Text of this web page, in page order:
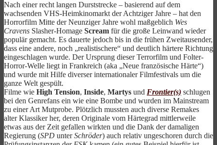
Nach einer recht langen Durststrecke – basierend auf dem
wachsenden VHS-Heimkinomarkt der Achtziger Jahre – hat den
Horrorfilm Mitte der Neunziger Jahre wohl maßgeblich Wes
Cravens Slasher-Homage Scream für die große Leinwand wieder
populär gemacht. Es dauerte jedoch bis in die frühen Zweitausender,
dass eine andere, noch „realistischere“ und deutlich härtere Richtung
eingeschlagen wurde. Der Ursprung dieser Terrorfilm und Folter-
Horror-Welle liegt in Frankreich (aka „Neue französische Härte“)
und wurde mit Hilfe diverser internationaler Filmfestivals um die
ganze Welt gespült.
Filme wie High Tension, Inside, Martys und Frontier(s) schlugen
bei den Genrefans ein wie eine Bombe und wurden im Mainstream
zu einer Art Mutprobe. Plötzlich mussten auch diverse Remakes
alter Klassiker her, deren Originale vom Härtegrad mittlerweile
etwas aus der Zeit gefallen wirkten und die Dank der damaligen
Regierung (SPD unterSchröder) auch relativ ungeschoren durch die